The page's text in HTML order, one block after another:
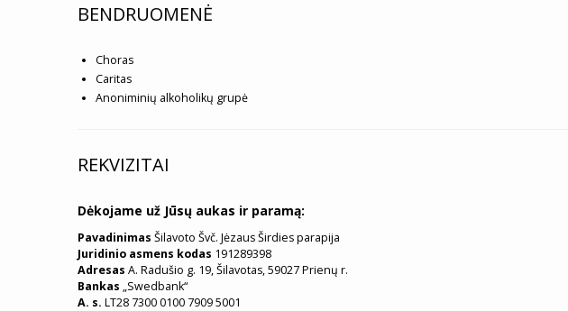
BENDRUOMENĖ
Choras
Caritas
Anoniminių alkoholikų grupė
REKVIZITAI
Dėkojame už Jūsų aukas ir paramą:
Pavadinimas Šilavoto Švč. Jėzaus Širdies parapija
Juridinio asmens kodas 191289398
Adresas A. Radušio g. 19, Šilavotas, 59027 Prienų r.
Bankas „Swedbank“
A. s. LT28 7300 0100 7909 5001